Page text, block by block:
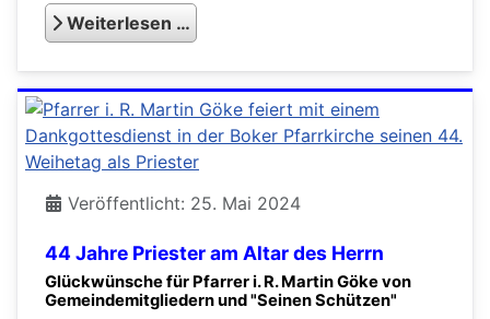
Weiterlesen …
44 Jahre Priester am Altar des Herrn
Veröffentlicht: 25. Mai 2024
Glückwünsche für Pfarrer i. R. Martin Göke von
Gemeindemitgliedern und "Seinen Schützen"